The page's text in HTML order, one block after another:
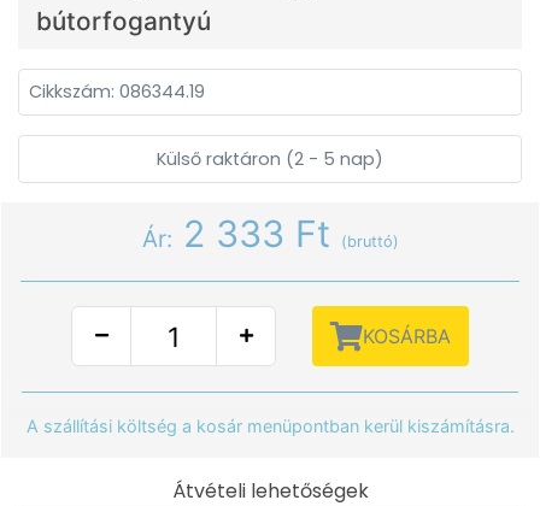
bútorfogantyú
Cikkszám: 086344.19
Külső raktáron (2 - 5 nap)
Ár: 2 333 Ft (bruttó)
KOSÁRBA
A szállítási költség a kosár menüpontban kerül kiszámításra.
Átvételi lehetőségek